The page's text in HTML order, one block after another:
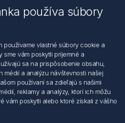
podmienky
používa súbory
používame vlastné súbory cookie a
sme vám poskytli príjemné a
sa na prispôsobenie obsahu,
médií a analýzu návštevnosti našej
používaní sa zdieľajú s našimi
reklamy a analýzy, ktorí ich môžu
vám poskytli alebo ktoré získali z vášho